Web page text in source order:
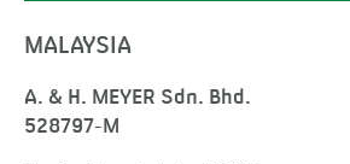
MALAYSIA
A. & H. MEYER Sdn. Bhd.
528797-M